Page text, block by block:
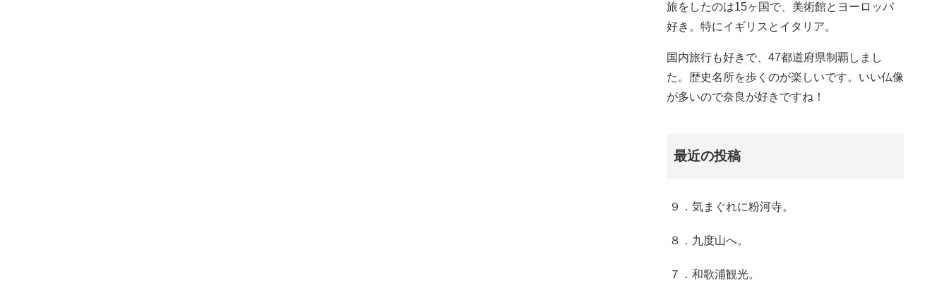
旅をしたのは15ヶ国で、美術館とヨーロッパ
好き。特にイギリスとイタリア。
国内旅行も好きで、47都道府県制覇しまし
た。歴史名所を歩くのが楽しいです。いい仏像
が多いので奈良が好きですね！
最近の投稿
９．気まぐれに粉河寺。
８．九度山へ。
７．和歌浦観光。